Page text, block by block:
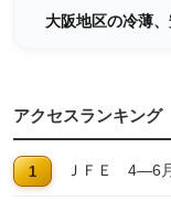
大阪地区の冷薄
アクセスランキング
ＪＦＥ 4―6